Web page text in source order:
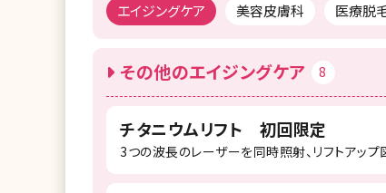
エイジングケア 美容皮膚科 医療脱
その他のエイジングケア 8
チタニウムリフト 初回限定
3つの波長のレーザーを同時照射、リフトアップ